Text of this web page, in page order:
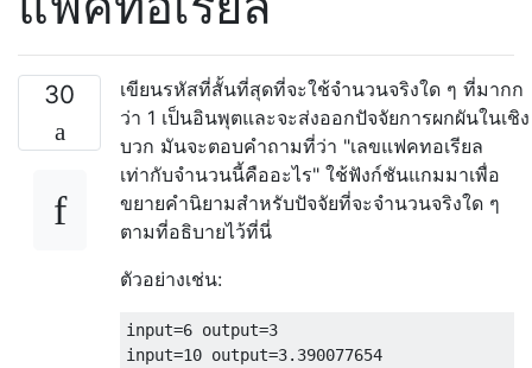
30
เขียนรหัสที่สั้นที่สุดที่จะใช้จำนวนจริงใด ๆ ที่มากก
ว่า 1 เป็นอินพุตและจะส่งออกปัจจัยการผกผันในเชิง
บวก มันจะตอบคำถามที่ว่า "เลขแฟคทอเรียล
เท่ากับจำนวนนี้คืออะไร" ใช้ฟังก์ชันแกมมาเพื่อ
ขยายคำนิยามสำหรับปัจจัยที่จะจำนวนจริงใด ๆ
ตามที่อธิบายไว้ที่นี่
ตัวอย่างเช่น:
input=6 output=3